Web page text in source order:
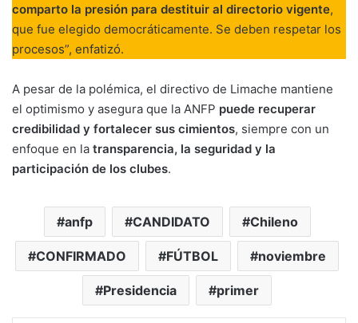
comparto la presión para destituir al directorio vigente,
que fue elegido democráticamente. Se deben respetar los
procesos”, enfatizó.
A pesar de la polémica, el directivo de Limache mantiene
el optimismo y asegura que la ANFP puede recuperar
credibilidad y fortalecer sus cimientos, siempre con un
enfoque en la transparencia, la seguridad y la
participación de los clubes.
anfp CANDIDATO Chileno
CONFIRMADO FÚTBOL noviembre
Presidencia primer